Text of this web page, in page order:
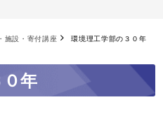
施設・寄付講座 環境理工学部の３０年
年